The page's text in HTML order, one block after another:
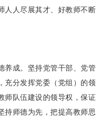
人人尽展其才、好教师不断
成。坚持党管干部、党管
充分发挥党委（党组）的领
师队伍建设的领导权，保证
持师德为先，把提高教师思